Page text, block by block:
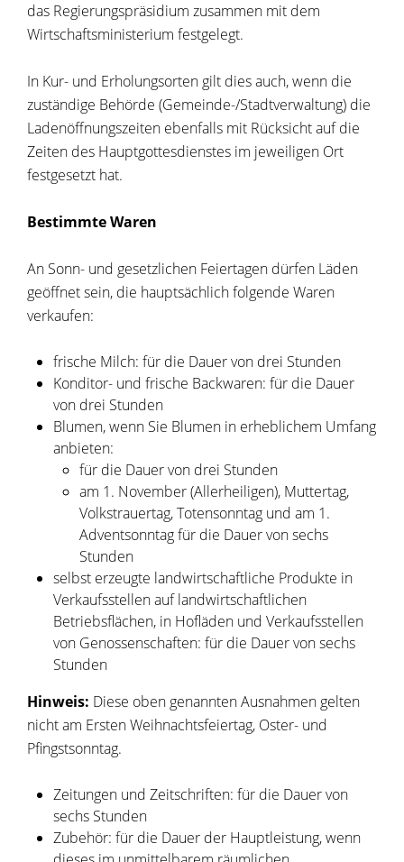
das Regierungspräsidium zusammen mit dem
Wirtschaftsministerium festgelegt.
In Kur- und Erholungsorten gilt dies auch, wenn die
zuständige Behörde (Gemeinde-/Stadtverwaltung) die
Ladenöffnungszeiten ebenfalls mit Rücksicht auf die
Zeiten des Hauptgottesdienstes im jeweiligen Ort
festgesetzt hat.
Bestimmte Waren
An Sonn- und gesetzlichen Feiertagen dürfen Läden
geöffnet sein, die hauptsächlich folgende Waren
verkaufen:
frische Milch: für die Dauer von drei Stunden
Konditor- und frische Backwaren: für die Dauer
von drei Stunden
Blumen, wenn Sie Blumen in erheblichem Umfang
anbieten:
für die Dauer von drei Stunden
am 1. November (Allerheiligen), Muttertag,
Volkstrauertag, Totensonntag und am 1.
Adventsonntag für die Dauer von sechs
Stunden
selbst erzeugte landwirtschaftliche Produkte in
Verkaufsstellen auf landwirtschaftlichen
Betriebsflächen, in Hofläden und Verkaufsstellen
von Genossenschaften: für die Dauer von sechs
Stunden
Hinweis: Diese oben genannten Ausnahmen gelten
nicht am Ersten Weihnachtsfeiertag, Oster- und
Pfingstsonntag.
Zeitungen und Zeitschriften: für die Dauer von
sechs Stunden
Zubehör: für die Dauer der Hauptleistung, wenn